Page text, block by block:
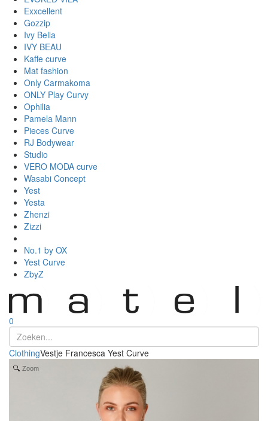
Exxcellent
Gozzip
Ivy Bella
IVY BEAU
Kaffe curve
Mat fashion
Only Carmakoma
ONLY Play Curvy
Ophilia
Pamela Mann
Pieces Curve
RJ Bodywear
Studio
VERO MODA curve
Wasabi Concept
Yest
Yesta
Zhenzi
Zizzi
No.1 by OX
Yest Curve
ZbyZ
0
ClothingVestje Francesca Yest Curve
Zoom